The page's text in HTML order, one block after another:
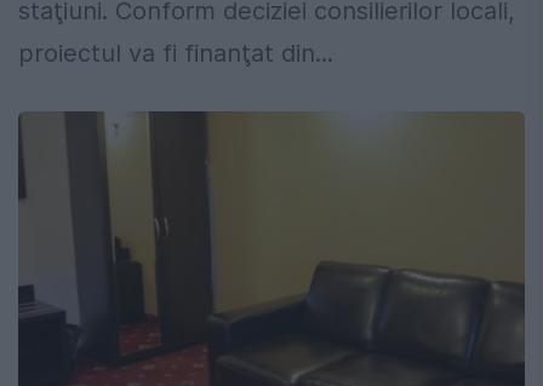
staţiuni. Conform deciziei consilierilor locali,
proiectul va fi finanţat din...